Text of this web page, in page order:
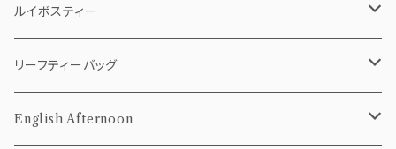
ベリールージュ
5個pack
10個Pack
リーフティー（茶葉）
50g
100g
ティーバッグ
5個pack
10個Pack
リーフティー（茶葉）
50g
ルイボスティー
ティーバッグ
5個pack
茶葉
リーフティーバッグ
10個pack
English Afternoon